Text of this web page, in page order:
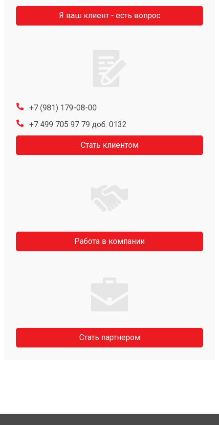
Я ваш клиент - есть вопрос
+7 (981) 179-08-00
+7 499 705 97 79 доб. 0132
Стать клиентом
Работа в компании
Стать партнером